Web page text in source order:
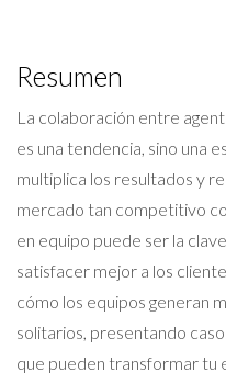
Resumen
La colaboración entre
es una tendencia, sino una
multiplica los resultados y
mercado tan competitivo
en equipo puede ser la
satisfacer mejor a los
cómo los equipos generan
solitarios, presentando
que pueden transformar tu